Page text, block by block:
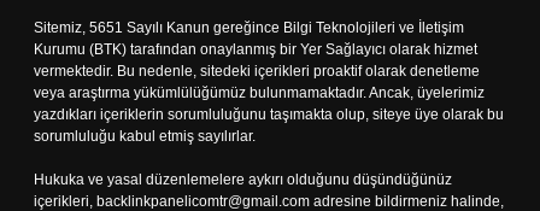
Sitemiz, 5651 Sayılı Kanun gereğince Bilgi Teknolojileri ve İletişim
Kurumu (BTK) tarafından onaylanmış bir Yer Sağlayıcı olarak hizmet
vermektedir. Bu nedenle, sitedeki içerikleri proaktif olarak denetleme
veya araştırma yükümlülüğümüz bulunmamaktadır. Ancak, üyelerimiz
yazdıkları içeriklerin sorumluluğunu taşımakta olup, siteye üye olarak bu
sorumluluğu kabul etmiş sayılırlar.
Hukuka ve yasal düzenlemelere aykırı olduğunu düşündüğünüz
içerikleri, backlinkpanelicomtr@gmail.com adresine bildirmeniz halinde,